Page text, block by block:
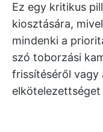
Ez egy kritikus
kiosztására,
mindenki a
szó toborzási
frissítéséről vagy